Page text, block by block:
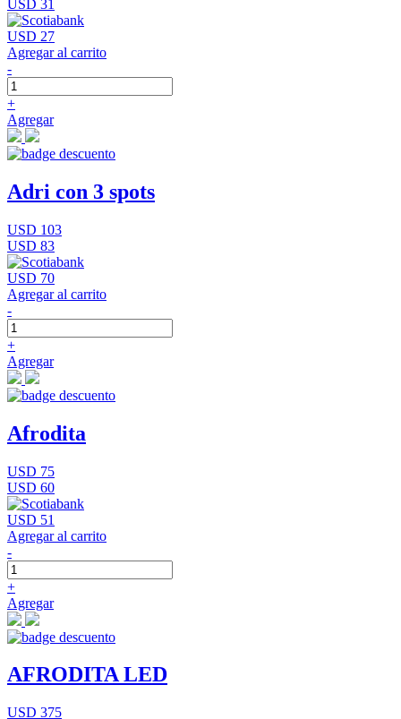
USD 31
USD 27
Agregar al carrito
-
+
Agregar
Adri con 3 spots
USD 103
USD 83
USD 70
Agregar al carrito
-
+
Agregar
Afrodita
USD 75
USD 60
USD 51
Agregar al carrito
-
+
Agregar
AFRODITA LED
USD 375